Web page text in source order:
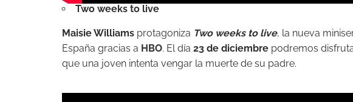
Two weeks to live
Maisie Williams protagoniza Two weeks to live, la nueva
España gracias a HBO. El día 23 de diciembre podremos
que una joven intenta vengar la muerte de su padre.